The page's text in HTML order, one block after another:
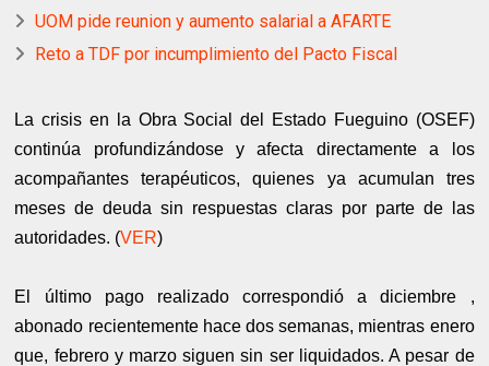
UOM pide reunion y aumento salarial a AFARTE
Reto a TDF por incumplimiento del Pacto Fiscal
La crisis en la Obra Social del Estado Fueguino (OSEF)
continúa profundizándose y afecta directamente a los
acompañantes terapéuticos, quienes ya acumulan tres
meses de deuda sin respuestas claras por parte de las
autoridades. (VER)
El último pago realizado correspondió a diciembre ,
abonado recientemente hace dos semanas, mientras enero
que, febrero y marzo siguen sin ser liquidados. A pesar de